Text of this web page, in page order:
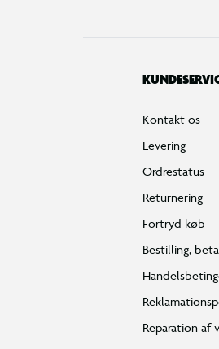
Kontakt os
Levering
Ordrestatus
Returnering
Fortryd køb
Bestilling,
Reparation af